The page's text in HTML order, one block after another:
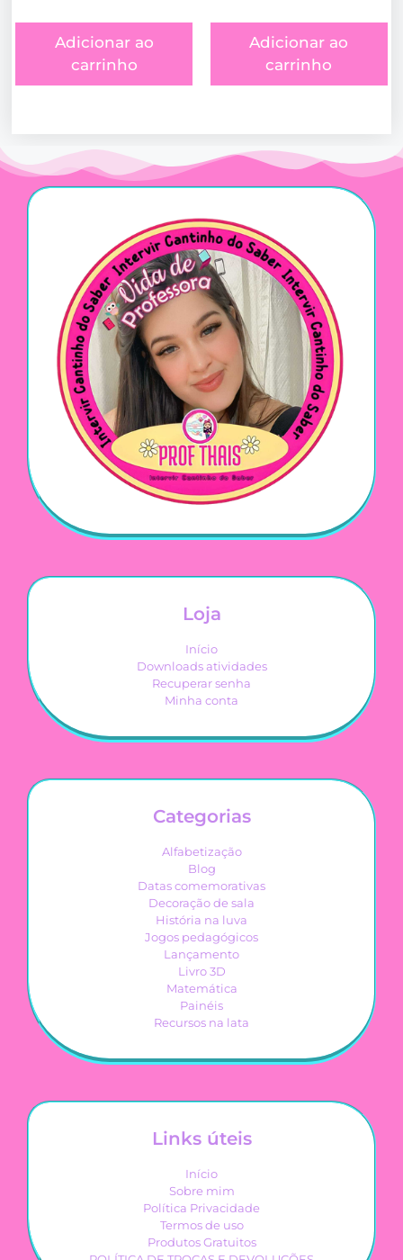
Adicionar ao
carrinho
Adicionar ao
carrinho
Loja
Início
Downloads atividades
Recuperar senha
Minha conta
Categorias
Alfabetização
Blog
Datas comemorativas
Decoração de sala
História na luva
Jogos pedagógicos
Lançamento
Livro 3D
Matemática
Painéis
Recursos na lata
Links úteis
Início
Sobre mim
Política Privacidade
Termos de uso
Produtos Gratuitos